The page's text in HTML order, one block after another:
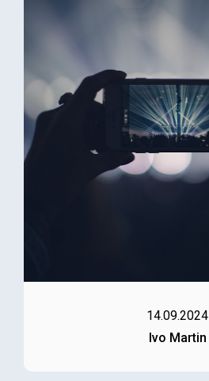
14.09.2024
Ivo Martin